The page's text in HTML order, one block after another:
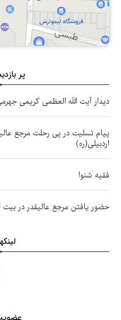
پر
دیدار آیت الله العظمی کریمی
پیام تسلیت در پی رحلت مرجع
اردبیلی(ره)
فقیه شنوا
حضور یافتن مرجع عالیقدر در بیت